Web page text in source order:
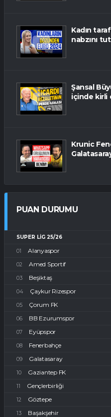
Kadın
nabzını
Şansal
içinde kirli
Krunic
PUAN DURUMU
SUPER LIG 25/26
Alanyaspor
Amed Sportif
Beşiktaş
Çaykur Rizespor
Çorum FK
BB Ezurumspor
Eyüpspor
Fenerbahçe
Galatasaray
Gaziantep FK
Gençlerbirliği
Göztepe
Başakşehir